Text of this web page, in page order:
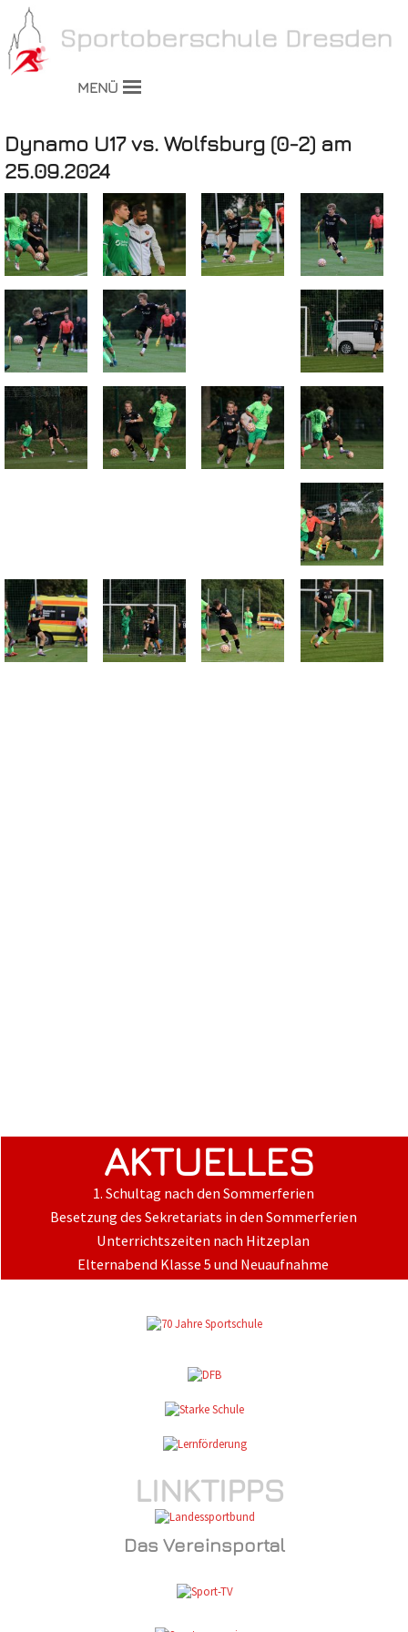
MENÜ
Dynamo U17 vs. Wolfsburg (0-2) am
25.09.2024
AKTUELLES
1. Schultag nach den Sommerferien
Besetzung des Sekretariats in den Sommerferien
Unterrichtszeiten nach Hitzeplan
Elternabend Klasse 5 und Neuaufnahme
LINKTIPPS
Das Vereinsportal